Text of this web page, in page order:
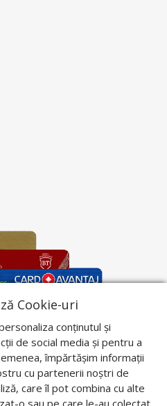
Cookie-uri
conținutul și
de social media și pentru a
împărtășim informații
cu partenerii noștri de
care îl pot combina cu alte
o sau pe care le-au colectat